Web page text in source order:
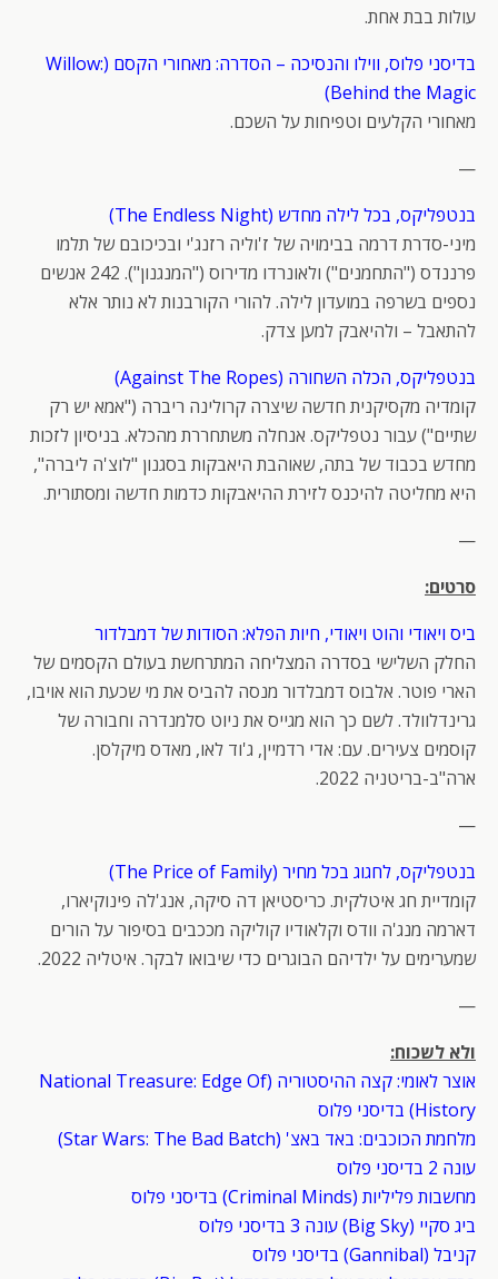
עולות בבת אחת.
בדיסני פלוס, ווילו והנסיכה – הסדרה: מאחורי הקסם (Willow:
Behind the Magic)
מאחורי הקלעים וטפיחות על השכם.
—
בנטפליקס, בכל לילה מחדש (The Endless Night)
מיני-סדרת דרמה בבימויה של ז'וליה רזנג'י ובכיכובם של תלמו
פרננדס ("התחמנים") ולאונרדו מדירוס ("המנגנון"). 242 אנשים
נספים בשרפה במועדון לילה. להורי הקורבנות לא נותר אלא
להתאבל – ולהיאבק למען צדק.
בנטפליקס, הכלה השחורה (Against The Ropes)
קומדיה מקסיקנית חדשה שיצרה קרולינה ריברה ("אמא יש רק
שתיים") עבור נטפליקס. אנחלה משתחררת מהכלא. בניסיון לזכות
מחדש בכבוד של בתה, שאוהבת היאבקות בסגנון "לוצ'ה ליברה",
היא מחליטה להיכנס לזירת ההיאבקות כדמות חדשה ומסתורית.
—
סרטים:
ביס ויאודי והוט ויאודי, חיות הפלא: הסודות של דמבלדור
החלק השלישי בסדרה המצליחה המתרחשת בעולם הקסמים של
הארי פוטר. אלבוס דמבלדור מנסה להביס את מי שכעת הוא אויבו,
גרינדלוולד. לשם כך הוא מגייס את ניוט סלמנדרה וחבורה של
קוסמים צעירים. עם: אדי רדמיין, ג'וד לאו, מאדס מיקלסן.
ארה"ב-בריטניה 2022.
—
בנטפליקס, לחגוג בכל מחיר (The Price of Family)
קומדיית חג איטלקית. כריסטיאן דה סיקה, אנג'לה פינוקיארו,
דארמה מנג'ה וודס וקלאודיו קוליקה מככבים בסיפור על הורים
שמערימים על ילדיהם הבוגרים כדי שיבואו לבקר. איטליה 2022.
—
ולא לשכוח:
אוצר לאומי: קצה ההיסטוריה (National Treasure: Edge Of
History) בדיסני פלוס
מלחמת הכוכבים: באד באצ' (Star Wars: The Bad Batch)
עונה 2 בדיסני פלוס
מחשבות פליליות (Criminal Minds) בדיסני פלוס
ביג סקיי (Big Sky) עונה 3 בדיסני פלוס
קניבל (Gannibal) בדיסני פלוס